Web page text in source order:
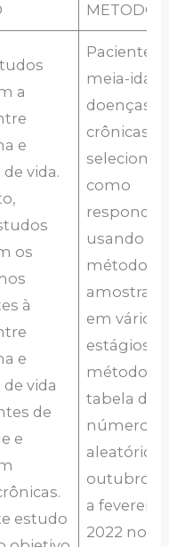
a
e
vida.
os
à
e
vida
de
e
estudo
Pacientes
meia-
doenças
crônicas
como
usando
método
em vários
estágios,
método
tabela de
números
aleatórios
outubro
a fevereiro
2022 no